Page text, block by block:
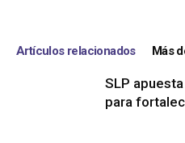
Artículos relacionados Más
SLP
para